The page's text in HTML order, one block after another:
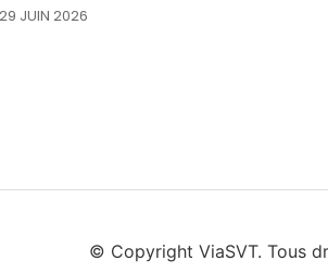
29 JUIN 2026
© Copyright ViaSVT. Tous